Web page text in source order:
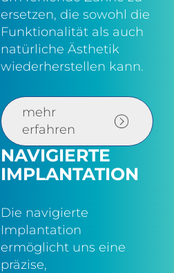
ersetzen, die sowohl die
Funktionalität als auch
natürliche Ästhetik
wiederherstellen kann.
mehr
erfahren
NAVIGIERTE
IMPLANTATION
Die navigierte
Implantation
ermöglicht uns eine
präzise,